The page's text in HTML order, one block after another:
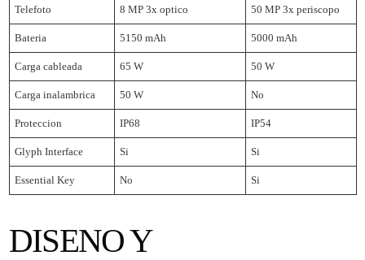
Telefoto 8 MP 3x optico 50 MP 3x periscopo
Bateria 5150 mAh 5000 mAh
Carga cableada 65 W 50 W
Carga inalambrica 50 W No
Proteccion IP68 IP54
Glyph Interface Si Si
Essential Key No Si
DISENO Y